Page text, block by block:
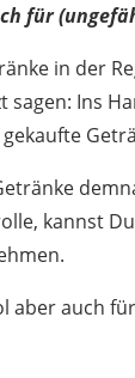
für
in der
sagen: Ins
kannst
aber auch